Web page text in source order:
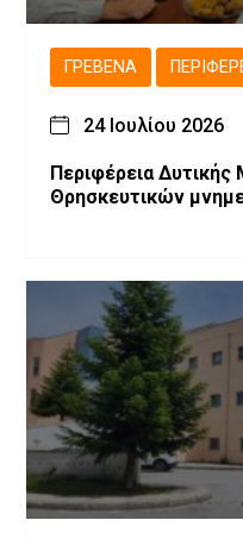
ΓΡΕΒΕΝΆ
24 Ιουλίου 2026
Περιφέρεια